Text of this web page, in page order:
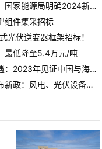
国家能源局明确2024新能
组件集采招标
光伏逆变器框架招标！
最低降至5.4万元/吨
：2023年见证中国与海合
升温
新政：风电、光伏设备回